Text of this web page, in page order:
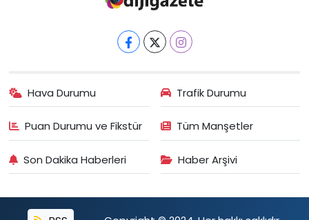
Hava Durumu Trafik Durumu
Puan Durumu ve Fikstür Tüm Manşetler
Son Dakika Haberleri Haber Arşivi